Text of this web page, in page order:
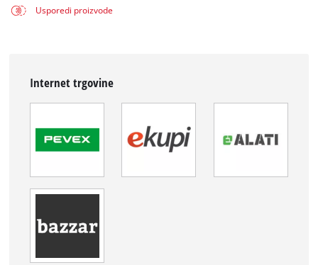
Usporedi proizvode
Internet trgovine